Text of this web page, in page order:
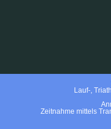
Lauf-,
Zeitnahme mittels